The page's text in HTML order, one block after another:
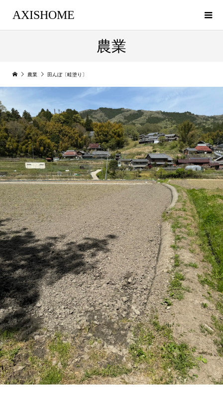
AXISHOME
農業
農業 田んぼ〔畦塗り〕